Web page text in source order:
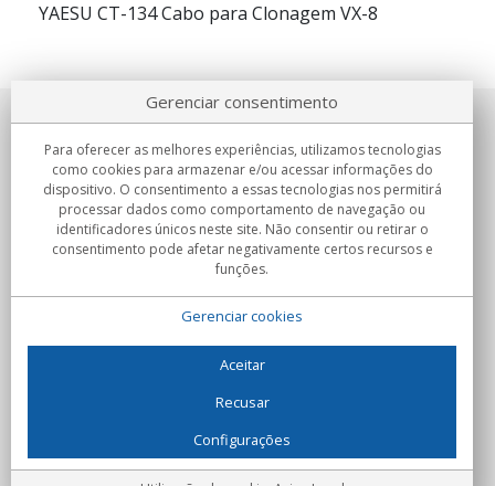
YAESU CT-134 Cabo para Clonagem VX-8
Sobre nosotros
Compromissos
Compras
C/Flassaders, 13, Nave 6, 08130 Santa Perpètua de Mogoda
(Barcelona) - Espanha
Gerenciar consentimento
Para oferecer as melhores experiências, utilizamos tecnologias
como cookies para armazenar e/ou acessar informações do
dispositivo. O consentimento a essas tecnologias nos permitirá
processar dados como comportamento de navegação ou
identificadores únicos neste site. Não consentir ou retirar o
consentimento pode afetar negativamente certos recursos e
funções.
Gerenciar cookies
Aceitar
Recusar
Configurações